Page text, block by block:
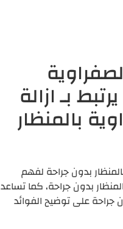
بـ ازالة
بالمنظار
بدون جراحة لفهم
بدون جراحة، كما تساعد
جراحة على توضيح الفوائد